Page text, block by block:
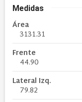
Medidas
Área
3131.31
Frente
44.90
Lateral Izq.
79.82